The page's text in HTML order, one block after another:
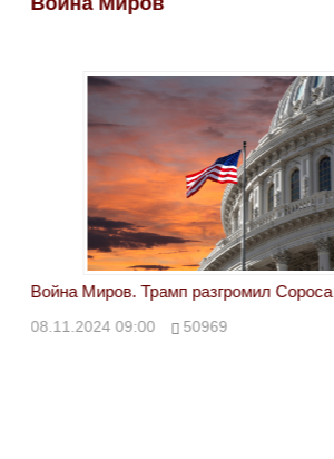
Война Миров. Трамп разгромил Сороса
08.11.2024 09:00 50969